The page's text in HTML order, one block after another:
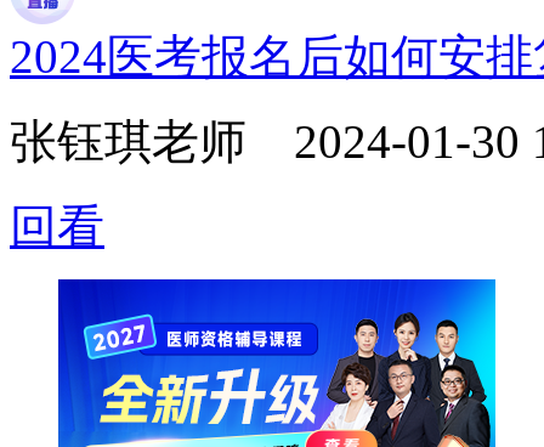
2024医考报名后如何安
张钰琪老师 2024-01-30
回看